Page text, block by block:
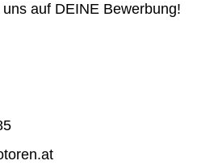
auf DEINE Bewerbung!